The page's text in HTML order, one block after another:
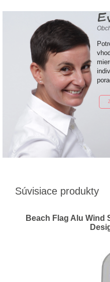
Súvisiace produkty
Beach Flag Alu Wind